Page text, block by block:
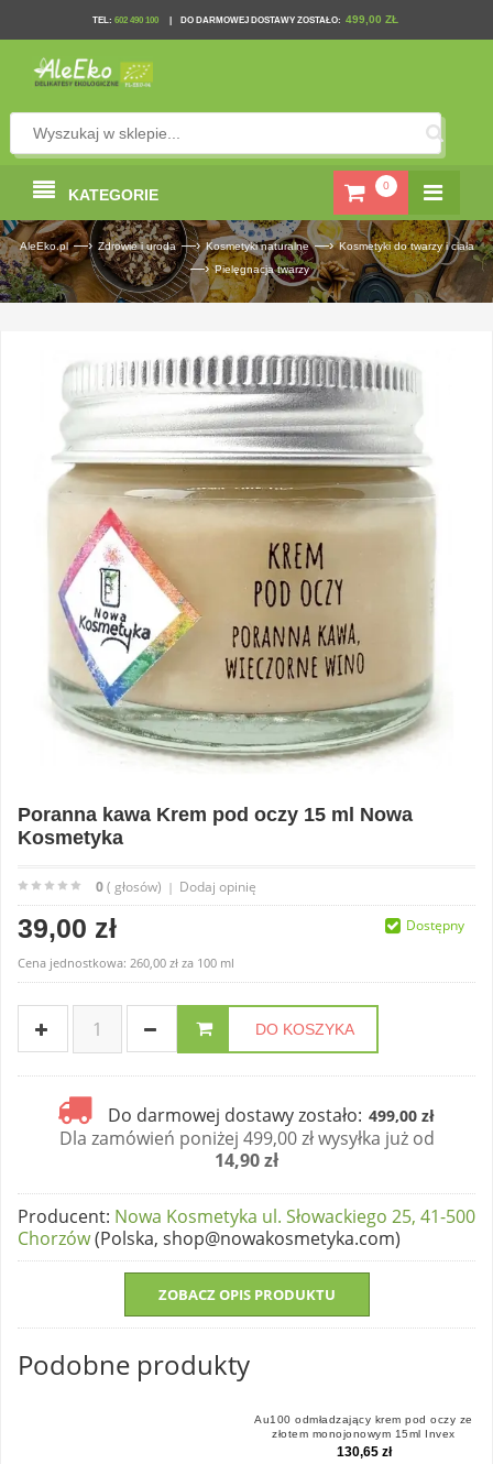
TEL: 602 490 100 DO DARMOWEJ DOSTAWY ZOSTAŁO: 499,00 ZŁ
0
KATEGORIE
AleEko.pl —› Zdrowie i uroda —› Kosmetyki naturalne —› Kosmetyki do twarzy i ciała
—› Pielęgnacja twarzy
Poranna kawa Krem pod oczy 15 ml Nowa
Kosmetyka
0( głosów) | Dodaj opinię
39,00 zł
Cena jednostkowa: 260,00 zł za 100 ml
DO KOSZYKA
Do darmowej dostawy zostało: 499,00 zł
Dla zamówień poniżej 499,00 zł wysyłka już od
14,90 zł
Dostępny
Producent: Nowa Kosmetyka ul. Słowackiego 25, 41-500
Chorzów(Polska, shop@nowakosmetyka.com)
ZOBACZ OPIS PRODUKTU
Podobne produkty
Au100 odmładzający krem pod oczy ze
złotem monojonowym 15ml Invex
Remedies
130,65 zł